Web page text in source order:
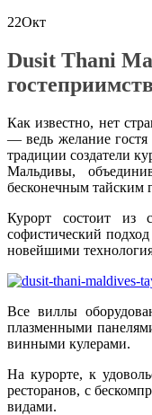
22Окт
Dusit Thani
Как известно, нет
— ведь желание гостя
традиции создатели
Мальдивы,
бесконечным тайским
Курорт состоит из
софистический
новейшими
Все виллы
плазменными
винными кулерами.
На курорте, к
ресторанов, с
видами.